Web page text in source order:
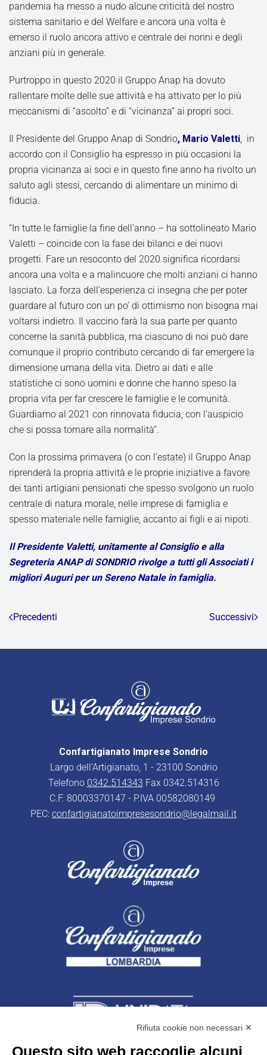
pandemia ha messo a nudo alcune criticità del nostro
sistema sanitario e del Welfare e ancora una volta è
emerso il ruolo ancora attivo e centrale dei nonni e degli
anziani più in generale.
Purtroppo in questo 2020 il Gruppo Anap ha dovuto
rallentare molte delle sue attività e ha attivato per lo più
meccanismi di “ascolto” e di “vicinanza” ai propri soci.
Il Presidente del Gruppo Anap di Sondrio, Mario Valetti, in
accordo con il Consiglio ha espresso in più occasioni la
propria vicinanza ai soci e in questo fine anno ha rivolto un
saluto agli stessi, cercando di alimentare un minimo di
fiducia.
“In tutte le famiglie la fine dell’anno – ha sottolineato Mario
Valetti – coincide con la fase dei bilanci e dei nuovi
progetti. Fare un resoconto del 2020 significa ricordarsi
ancora una volta e a malincuore che molti anziani ci hanno
lasciato. La forza dell’esperienza ci insegna che per poter
guardare al futuro con un po’ di ottimismo non bisogna mai
voltarsi indietro. Il vaccino farà la sua parte per quanto
concerne la sanità pubblica, ma ciascuno di noi può dare
comunque il proprio contributo cercando di far emergere la
dimensione umana della vita. Dietro ai dati e alle
statistiche ci sono uomini e donne che hanno speso la
propria vita per far crescere le famiglie e le comunità.
Guardiamo al 2021 con rinnovata fiducia, con l’auspicio
che si possa tornare alla normalità”.
Con la prossima primavera (o con l’estate) il Gruppo Anap
riprenderà la propria attività e le proprie iniziative a favore
dei tanti artigiani pensionati che spesso svolgono un ruolo
centrale di natura morale, nelle imprese di famiglia e
spesso materiale nelle famiglie, accanto ai figli e ai nipoti.
Il Presidente Valetti, unitamente al Consiglio e alla
Segreteria ANAP di SONDRIO rivolge a tutti gli Associati i
migliori Auguri per un Sereno Natale in famiglia.
Precedenti Successivi
Confartigianato Imprese Sondrio
Largo dell’Artigianato, 1 - 23100 Sondrio
Telefono 0342.514343 Fax 0342.514316
C.F. 80003370147 - P.IVA 00582080149
PEC: confartigianatoimpresesondrio@legalmail.it
Rifiuta cookie non necessari ✕
Questo sito web raccoglie alcuni